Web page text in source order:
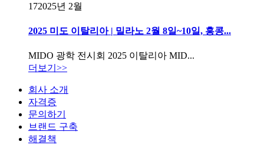
172025년 2월
2025 미도 이탈리아 | 밀라노 2월 8일~10일, 홍콩...
MIDO 광학 전시회 2025 이탈리아 MID...
더보기>>
회사 소개
자격증
문의하기
브랜드 구축
해결책